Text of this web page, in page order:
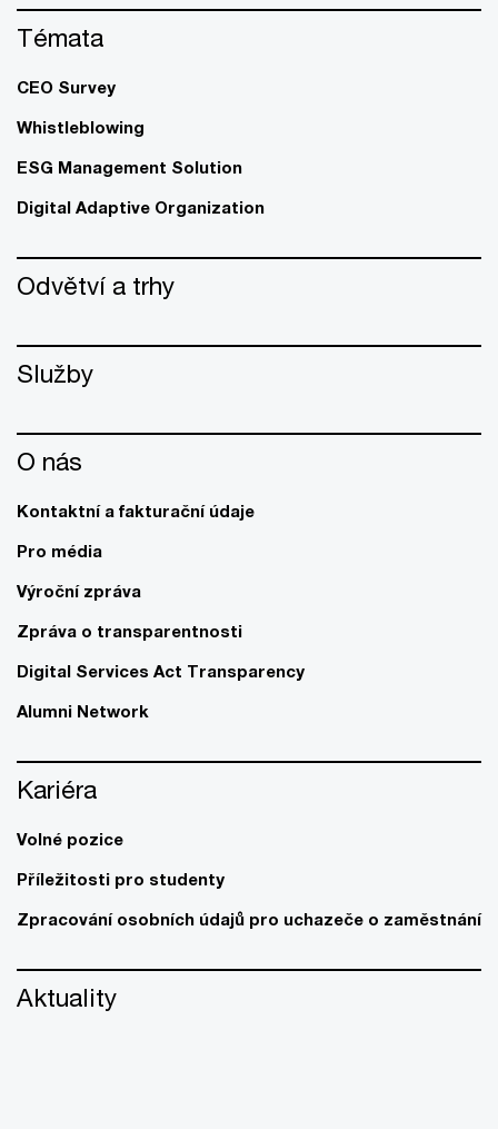
Témata
CEO Survey
Whistleblowing
ESG Management Solution
Digital Adaptive Organization
Odvětví a trhy
Služby
O nás
Kontaktní a fakturační údaje
Pro média
Výroční zpráva
Zpráva o transparentnosti
Digital Services Act Transparency
Alumni Network
Kariéra
Volné pozice
Příležitosti pro studenty
Zpracování osobních údajů pro uchazeče o zaměstnání
Aktuality